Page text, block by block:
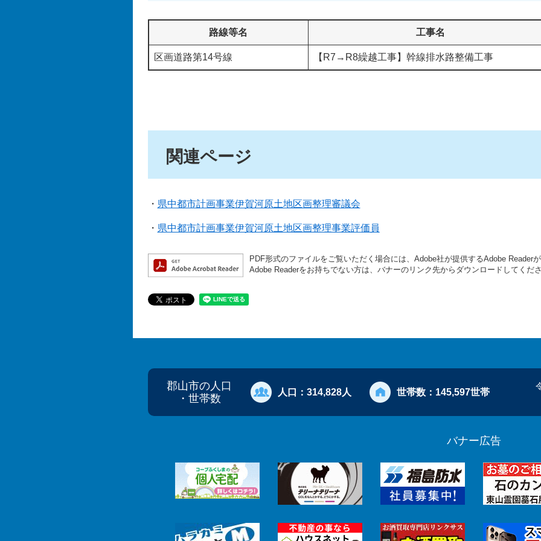
路線等名 工事名
区画道路第14号線 【R7→R8繰越工事】幹線排水路整備工事
関連ページ
・ 県中都市計画事業伊賀河原土地区画整理審議会
・ 県中都市計画事業伊賀河原土地区画整理事業評価員
PDF形式のファイルをご覧いただく場合には、Adobe社が提供するAdobe Readerが
Adobe Readerをお持ちでない方は、バナーのリンク先からダウンロードしてくださ
郡山市の人口
・世帯数
人口： 314,828人 世帯数： 145,597世帯
バナー広告